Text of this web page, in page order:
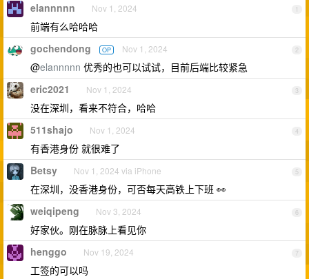
1
elannnnn Nov 1, 2024
前端有么哈哈哈
2
gochendong OP Nov 1, 2024
@elannnnn 优秀的也可以试试，目前后端比较紧急
3
eric2021 Nov 1, 2024
没在深圳，看来不符合，哈哈
4
511shajo Nov 1, 2024
有香港身份 就很难了
5
Betsy Nov 1, 2024 via iPhone
在深圳，没香港身份，可否每天高铁上下班 👀
6
weiqipeng Nov 3, 2024
好家伙。刚在脉脉上看见你
7
henggo Nov 19, 2024
工签的可以吗